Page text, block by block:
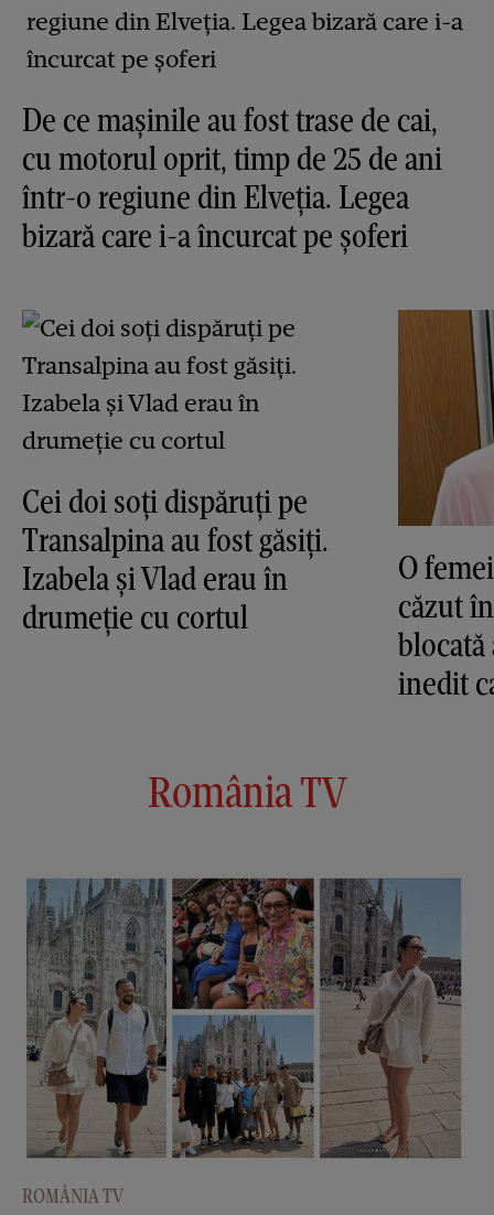
De ce mașinile au fost trase de cai,
cu motorul oprit, timp de 25 de ani
într-o regiune din Elveția. Legea
bizară care i-a încurcat pe șoferi
Cei doi soți dispăruți pe
Transalpina au fost găsiți.
Izabela și Vlad erau în
drumeție cu cortul
O
căzut
blocată
inedit
România TV
ROMÂNIA TV